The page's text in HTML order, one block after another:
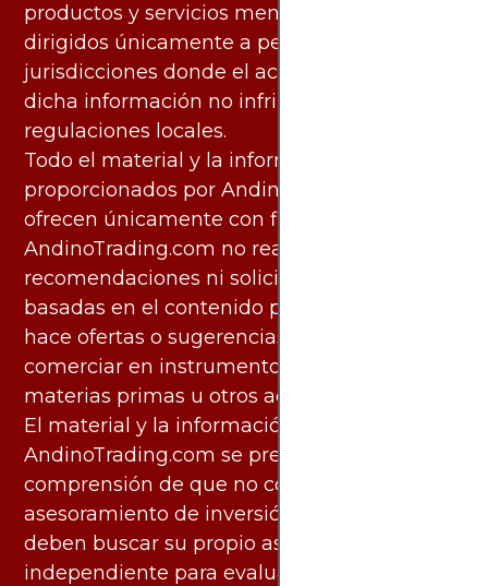
productos y servicios mencionados están
dirigidos únicamente a personas en
jurisdicciones donde el acceso y uso de
dicha información no infringe leyes o
regulaciones locales.
Todo el material y la información
proporcionados por AndinoTrading.com se
ofrecen únicamente con fines informativos.
AndinoTrading.com no realiza
recomendaciones ni solicita acciones
basadas en el contenido proporcionado, ni
hace ofertas o sugerencias para invertir o
comerciar en instrumentos financieros,
materias primas u otros activos.
El material y la información disponibles en
AndinoTrading.com se presentan con la
comprensión de que no constituyen
asesoramiento de inversión. Los usuarios
deben buscar su propio asesoramiento
independiente para evaluar los riesgos y